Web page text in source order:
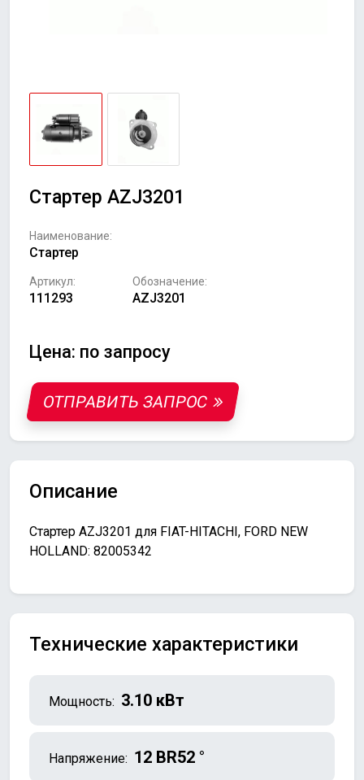
Стартер AZJ3201
Наименование:
Стартер
Артикул:
111293
Обозначение:
AZJ3201
Цена: по запросу
ОТПРАВИТЬ ЗАПРОС
Описание
Стартер AZJ3201 для FIAT-HITACHI, FORD NEW
HOLLAND: 82005342
Технические характеристики
Мощность: 3.10 кВт
Напряжение: 12 ВR52 °